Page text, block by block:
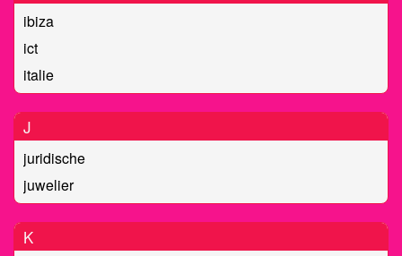
ibiza
ict
italie
J
juridische
juwelier
K